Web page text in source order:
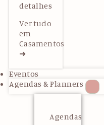
detalhes
Ver tudo
em
Casamentos
➜
Eventos
Agendas & Planners
Agendas